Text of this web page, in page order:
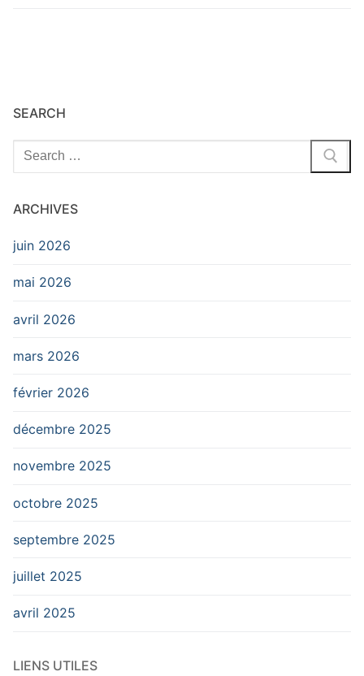
SEARCH
Rechercher
:
ARCHIVES
juin 2026
mai 2026
avril 2026
mars 2026
février 2026
décembre 2025
novembre 2025
octobre 2025
septembre 2025
juillet 2025
avril 2025
LIENS UTILES